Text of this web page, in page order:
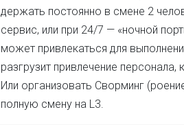
держать постоянно в смене 2
сервис, или при 24/7 — «ночной
может привлекаться для
разгрузит привлечение персонала,
Или организовать Сворминг
полную смену на L3.